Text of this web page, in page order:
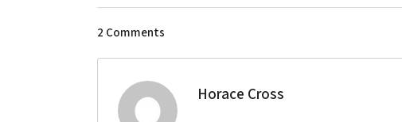
2 Comments
Horace Cross